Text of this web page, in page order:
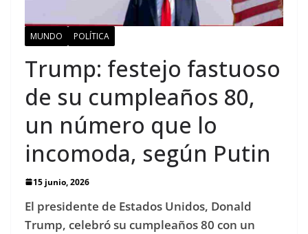
MUNDO POLÍTICA
Trump: festejo fastuoso
de su cumpleaños 80,
un número que lo
incomoda, según Putin
15 junio, 2026
El presidente de Estados Unidos, Donald
Trump, celebró su cumpleaños 80 con un